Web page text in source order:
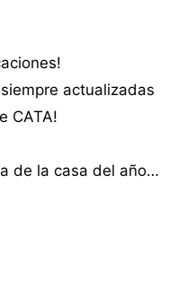
actualizadas
CATA!
de la casa del año…